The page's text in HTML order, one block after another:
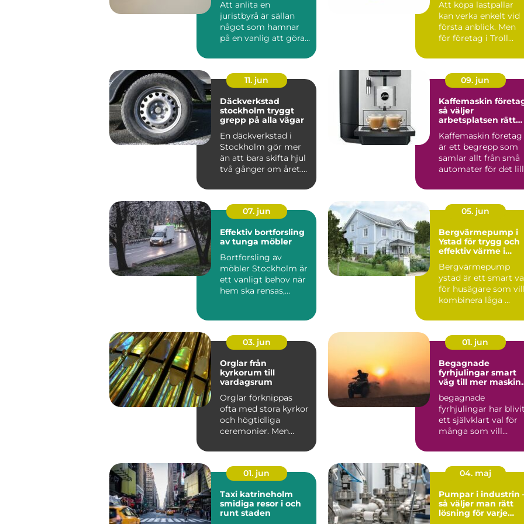
Att anlita en
juristbyrå är sällan
något som hamnar
på en vanlig att göra-
sam...
Att köpa lastpallar
kan verka enkelt vid
första anblick. Men
för företag i Troll...
11. jun
Däckverkstad
stockholm tryggt
grepp på alla vägar
En däckverkstad i
Stockholm gör mer
än att bara skifta hjul
två gånger om året.
09. jun
Kaffemaskin
så väljer
arbetsplatsen rätt
Kaffemaskin företag
är ett begrepp som
samlar allt från små
automater för det
07. jun
Effektiv bortforsling
av tunga möbler
Bortforsling av
möbler Stockholm är
ett vanligt behov när
hem ska rensas,
05. jun
Bergvärmepump i
Ystad för trygg och
effektiv värme i
Bergvärmepump
ystad är ett smart
för husägare som vill
kombinera låga ...
03. jun
Orglar från
kyrkorum till
vardagsrum
Orglar förknippas
ofta med stora kyrkor
och högtidliga
ceremonier. Men
betydlig...
01. jun
Begagnade
fyrhjulingar smart
väg till mer maskin
begagnade
fyrhjulingar har blivit
ett självklart val för
många som vill
fritid ...
01. jun
Taxi katrineholm
smidiga resor i och
runt staden
04. maj
Pumpar i industrin
så väljer man rätt
lösning för varje